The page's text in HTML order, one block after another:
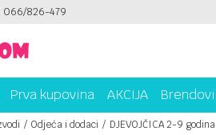
066/826-479
PLATI UNICREDIT KARTICOM NA RATE!
Prva kupovina AKCIJA Brendovi
Odjeća i dodaci DJEVOJČICA 2-9 godina